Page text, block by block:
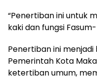
“Penertiban ini untuk
kaki dan fungsi
Penertiban ini
Pemerintah Kota
ketertiban umum,